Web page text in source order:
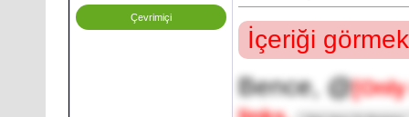
Çevrimiçi
İçeriği
Bence, @